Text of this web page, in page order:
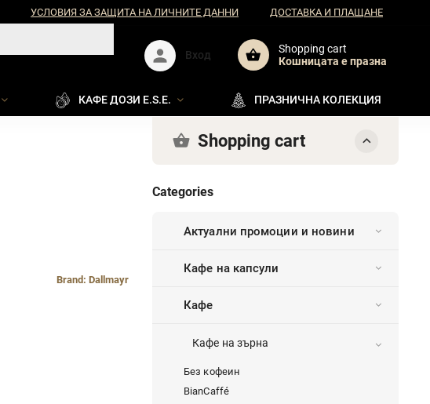
УСЛОВИЯ ЗА ЗАЩИТА НА ЛИЧНИТЕ ДАННИ ДОСТАВКА И ПЛАЩАНЕ
Shopping cart
Кошницата e празна
Вход
КАФЕ ДОЗИ E.S.E. ПРАЗНИЧНА КОЛЕКЦИЯ
Shopping cart
Categories
Актуални промоции и новини
Кафе на капсули
Кафе
Кафе на зърна
Без кофеин
BianCaffé
Brand: Dallmayr